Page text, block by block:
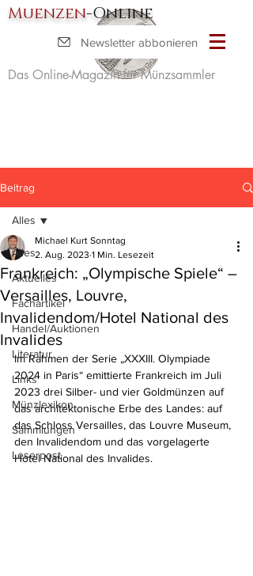
Muenzen-Online
Das Online-Magazin für Münzsammler
Newsletter abbonieren
Beitrag
Alles
Aktuelles
Fachartikel
Handel/Auktionen
Literatur
Links
Münzlexikon
Sammlungen
Leserpost
Alles
Frankreich: „Olympische Spiele“ –
Versailles, Louvre,
Invalidendom/Hotel National des
Invalides
Michael Kurt Sonntag
2. Aug. 2023 1 Min. Lesezeit
Im Rahmen der Serie „XXXIII. Olympiade
2024 in Paris“ emittierte Frankreich im Juli
2023 drei Silber- und vier Goldmünzen auf
das architektonische Erbe des Landes: auf
das Schloss Versailles, das Louvre Museum,
den Invalidendom und das vorgelagerte
Hotel National des Invalides.